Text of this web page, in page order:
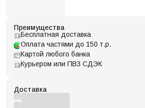
Преимущества
Бесплатная доставка
Оплата частями до 150 т.р.
Картой любого банка
Курьером или ПВЗ СДЭК
Доставка